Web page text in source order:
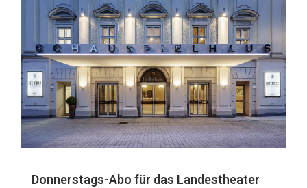
Donnerstags-Abo für das Landestheater